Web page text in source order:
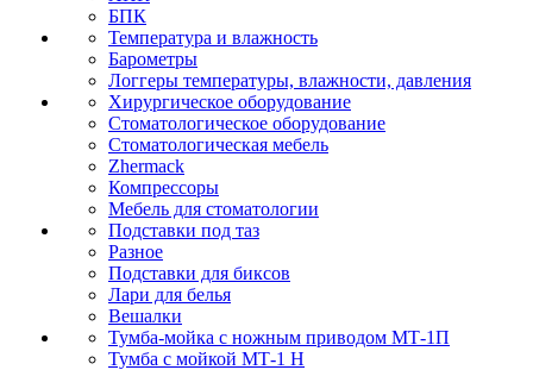
БПК
Температура и влажность
Барометры
Логгеры температуры, влажности, давления
Хирургическое оборудование
Стоматологическое оборудование
Стоматологическая мебель
Zhermack
Компрессоры
Мебель для стоматологии
Подставки под таз
Разное
Подставки для биксов
Лари для белья
Вешалки
Тумба-мойка с ножным приводом МТ-1П
Тумба с мойкой МТ-1 Н